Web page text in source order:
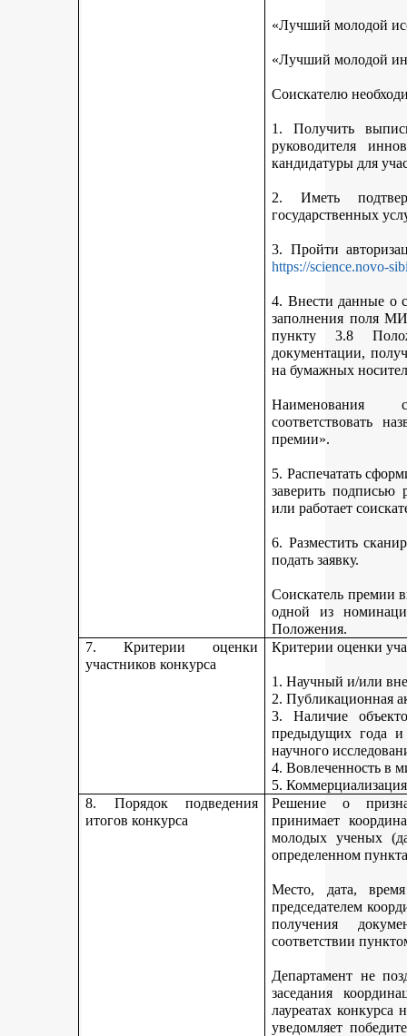
«Лучший молодой
«Лучший молодой
Соискателю
1. Получить
руководителя
кандидатуры для
2. Иметь
государственных
3. Пройти
https://science.novo-
4. Внести данные о
заполнения поля
пункту 3.8
документации,
на бумажных
Наименования
соответствовать
премии».
5. Распечатать
заверить подписью
или работает
6. Разместить
подать заявку.
Соискатель премии
одной из
Положения.
7. Критерии оценки
участников конкурса
Критерии оценки
1. Научный и/или
2. Публикационная
3. Наличие
предыдущих года
научного
4. Вовлеченность в
5.
8. Порядок подведения
итогов конкурса
Решение о
принимает
молодых ученых
определенном
Место, дата, время
председателем
получения
соответствии
Департамент не
заседания
лауреатах
уведомляет